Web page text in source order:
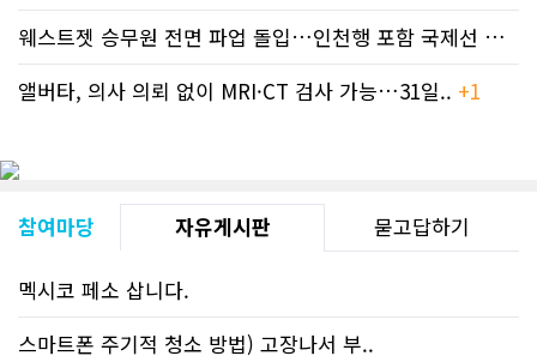
웨스트젯 승무원 전면 파업 돌입…인천행 포함 국제선 줄..
앨버타, 의사 의뢰 없이 MRI·CT 검사 가능…31일.. +1
참여마당 자유게시판 묻고답하기
멕시코 페소 삽니다.
스마트폰 주기적 청소 방법) 고장나서 부..